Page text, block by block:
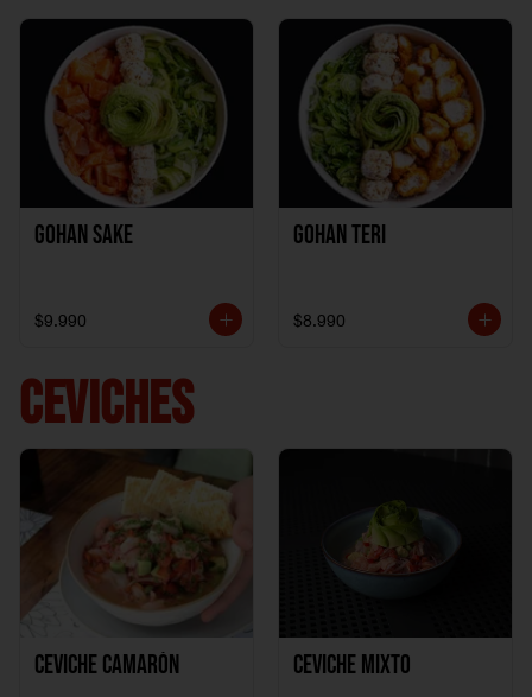
Gohan Sake
$9.990
Gohan Teri
$8.990
CEVICHES
Ceviche Camarón Ceviche Mixto